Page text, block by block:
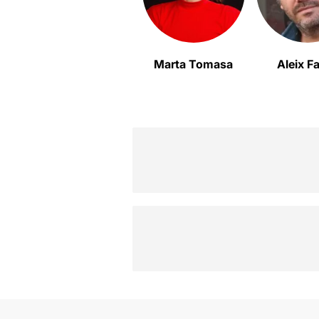
Marta Tomasa Aleix